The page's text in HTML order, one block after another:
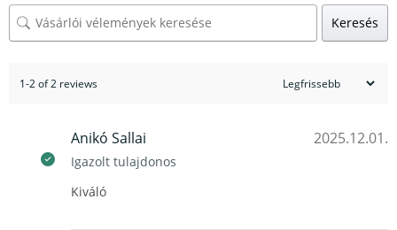
Keresés
1-2 of 2 reviews
Anikó Sallai
Igazolt tulajdonos
2025.12.01.
Kiváló